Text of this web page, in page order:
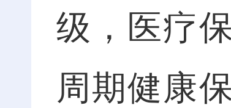
级，医疗
周期健康